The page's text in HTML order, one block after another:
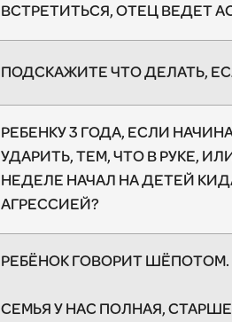
ВСТРЕТИТЬСЯ, ОТЕЦ ВЕДЕТ
ПОДСКАЖИТЕ ЧТО ДЕЛАТЬ,
РЕБЕНКУ 3 ГОДА, ЕСЛИ
УДАРИТЬ, ТЕМ, ЧТО В РУКЕ,
НЕДЕЛЕ НАЧАЛ НА ДЕТЕЙ
АГРЕССИЕЙ?
РЕБЁНОК ГОВОРИТ ШЁПОТОМ.
СЕМЬЯ У НАС ПОЛНАЯ,